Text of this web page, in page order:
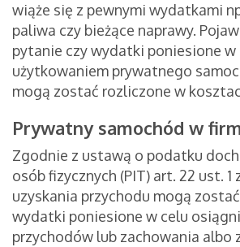
wiąże się z pewnymi wydatkami
paliwa czy bieżące naprawy.
pytanie czy wydatki poniesione w
użytkowaniem prywatnego
mogą zostać rozliczone w
Prywatny samochód w
Zgodnie z ustawą o podatku
osób fizycznych (PIT) art. 22 ust. 1
uzyskania przychodu mogą
wydatki poniesione w celu
przychodów lub zachowania albo